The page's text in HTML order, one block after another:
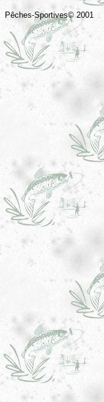
Pêches-Sportives© 2001